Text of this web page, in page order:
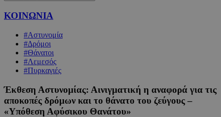
ΚΟΙΝΩΝΙΑ
#Αστυνομία
#Δρόμοι
#Θάνατοι
#Λεμεσός
#Πυρκαγιές
Έκθεση Αστυνομίας: Αινιγματική η αναφορά για τις
αποκοπές δρόμων και το θάνατο του ζεύγους –
«Υπόθεση Αφύσικου Θανάτου»